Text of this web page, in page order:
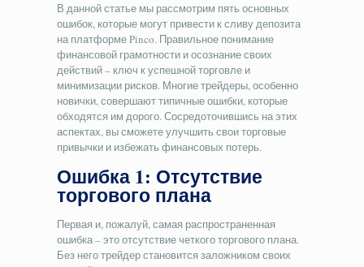
В данной статье мы рассмотрим пять основных
ошибок, которые могут привести к сливу депозита
на платформе Pinco. Правильное понимание
финансовой грамотности и осознание своих
действий – ключ к успешной торговле и
минимизации рисков. Многие трейдеры, особенно
новички, совершают типичные ошибки, которые
обходятся им дорого. Сосредоточившись на этих
аспектах, вы сможете улучшить свои торговые
привычки и избежать финансовых потерь.
Ошибка 1: Отсутствие
торгового плана
Первая и, пожалуй, самая распространенная
ошибка – это отсутствие четкого торгового плана.
Без него трейдер становится заложником своих